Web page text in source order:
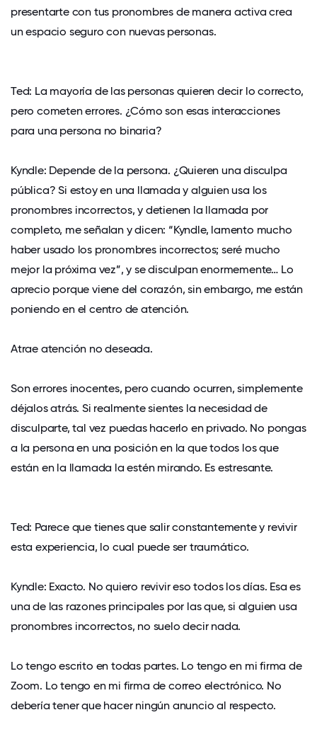
presentarte con tus pronombres de manera activa crea
un espacio seguro con nuevas personas.
Ted: La mayoría de las personas quieren decir lo correcto,
pero cometen errores. ¿Cómo son esas interacciones
para una persona no binaria?
Kyndle: Depende de la persona. ¿Quieren una disculpa
pública? Si estoy en una llamada y alguien usa los
pronombres incorrectos, y detienen la llamada por
completo, me señalan y dicen: “Kyndle, lamento mucho
haber usado los pronombres incorrectos; seré mucho
mejor la próxima vez”, y se disculpan enormemente… Lo
aprecio porque viene del corazón, sin embargo, me están
poniendo en el centro de atención.
Atrae atención no deseada.
Son errores inocentes, pero cuando ocurren, simplemente
déjalos atrás. Si realmente sientes la necesidad de
disculparte, tal vez puedas hacerlo en privado. No pongas
a la persona en una posición en la que todos los que
están en la llamada la estén mirando. Es estresante.
Ted: Parece que tienes que salir constantemente y revivir
esta experiencia, lo cual puede ser traumático.
Kyndle: Exacto. No quiero revivir eso todos los días. Esa es
una de las razones principales por las que, si alguien usa
pronombres incorrectos, no suelo decir nada.
Lo tengo escrito en todas partes. Lo tengo en mi firma de
Zoom. Lo tengo en mi firma de correo electrónico. No
debería tener que hacer ningún anuncio al respecto.